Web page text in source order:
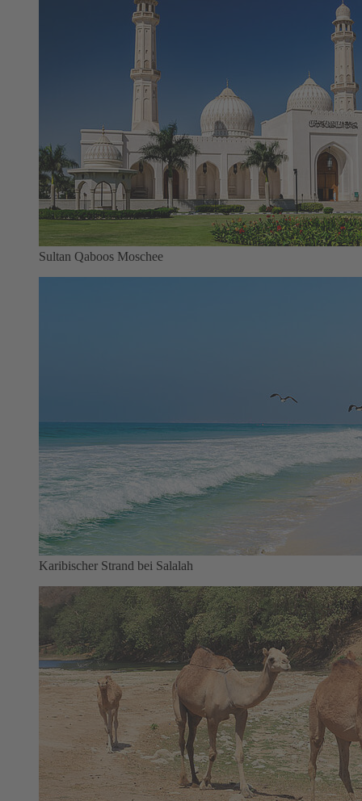
Sultan Qaboos Moschee
Karibischer Strand bei Salalah